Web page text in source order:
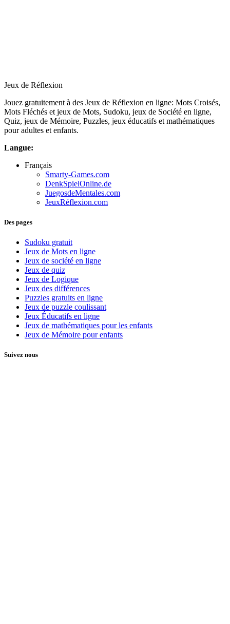
Jeux de Réflexion
Jouez gratuitement à des Jeux de Réflexion en ligne: Mots Croisés,
Mots Fléchés et jeux de Mots, Sudoku, jeux de Société en ligne,
Quiz, jeux de Mémoire, Puzzles, jeux éducatifs et mathématiques
pour adultes et enfants.
Langue:
Français
Smarty-Games.com
DenkSpielOnline.de
JuegosdeMentales.com
JeuxRéflexion.com
Des pages
Sudoku gratuit
Jeux de Mots en ligne
Jeux de société en ligne
Jeux de quiz
Jeux de Logique
Jeux des différences
Puzzles gratuits en ligne
Jeux de puzzle coulissant
Jeux Éducatifs en ligne
Jeux de mathématiques pour les enfants
Jeux de Mémoire pour enfants
Suivez nous